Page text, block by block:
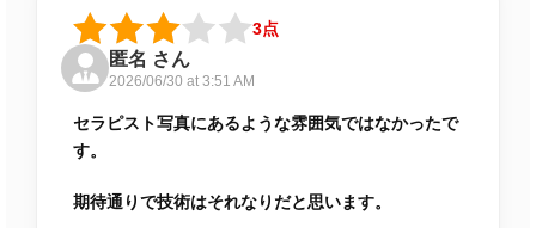
3点
匿名 さん
2026/06/30 at 3:51 AM
セラピスト写真にあるような雰囲気ではなかったで
す。
期待通りで技術はそれなりだと思います。